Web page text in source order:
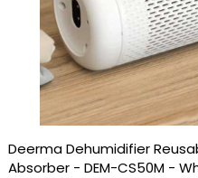
Deerma Dehumidifier
Absorber - DEM-CS50M -